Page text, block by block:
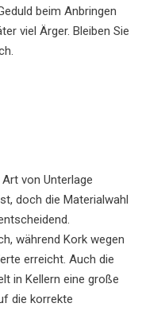
beim Anbringen
viel Ärger. Bleiben Sie
von Unterlage
doch die Materialwahl
während Kork wegen
erreicht. Auch die
in Kellern eine große
die korrekte